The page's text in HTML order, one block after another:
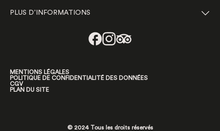
PLUS D’INFORMATIONS
© 2024 Tous les droits réservés
MENTIONS LÉGALES
POLITIQUE DE CONFIDENTIALITÉ DES DONNÉES
CGV
PLAN DU SITE